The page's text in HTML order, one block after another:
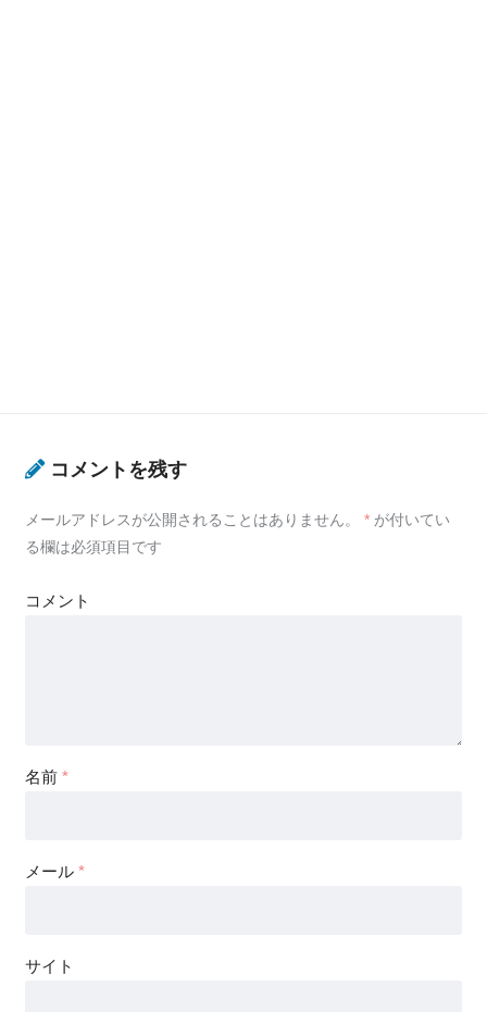
コメントを残す
メールアドレスが公開されることはありません。 *が付いてい
る欄は必須項目です
コメント
名前 *
メール *
サイト